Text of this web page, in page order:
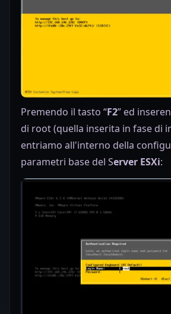
Premendo il tasto “F2” ed
di root (quella inserita in fase di
entriamo all'interno della
parametri base del Server ESXi: